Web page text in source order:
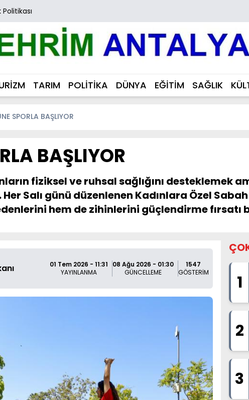
Politikası
TARIM POLİTİKA DÜNYA EĞİTİM SAĞLIK
SPORLA BAŞLIYOR
BAŞLIYOR
fiziksel ve ruhsal sağlığını desteklemek
Salı günü düzenlenen Kadınlara Özel
hem de zihinlerini güçlendirme fırsatı
01 Tem 2026 - 11:31
YAYINLANMA
08 Ağu 2026 - 01:30
GÜNCELLEME
1547
GÖSTERİM
1
2
3